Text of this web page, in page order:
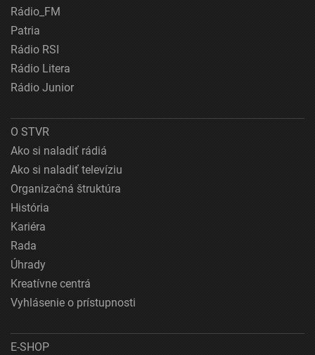
Rádio_FM
Patria
Rádio RSI
Rádio Litera
Rádio Junior
O STVR
Ako si naladiť rádiá
Ako si naladiť televíziu
Organizačná štruktúra
História
Kariéra
Rada
Úhrady
Kreatívne centrá
Vyhlásenie o prístupnosti
E-SHOP